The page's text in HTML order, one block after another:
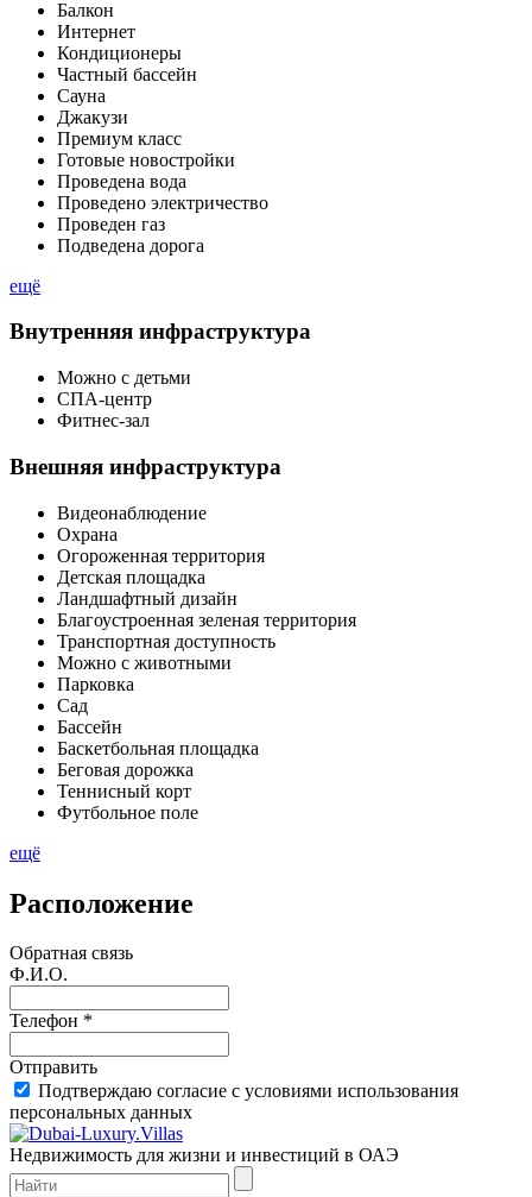
Балкон
Интернет
Кондиционеры
Частный бассейн
Сауна
Джакузи
Премиум класс
Готовые новостройки
Проведена вода
Проведено электричество
Проведен газ
Подведена дорога
ещё
Внутренняя инфраструктура
Можно с детьми
СПА-центр
Фитнес-зал
Внешняя инфраструктура
Видеонаблюдение
Охрана
Огороженная территория
Детская площадка
Ландшафтный дизайн
Благоустроенная зеленая территория
Транспортная доступность
Можно с животными
Парковка
Сад
Бассейн
Баскетбольная площадка
Беговая дорожка
Теннисный корт
Футбольное поле
ещё
Расположение
Обратная связь
Ф.И.О.
Телефон *
Отправить
Подтверждаю согласие с условиями использования
персональных данных
Недвижимость для жизни и инвестиций в ОАЭ